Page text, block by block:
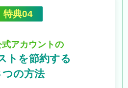
特典04
アカウントの
トを節約する
つの方法